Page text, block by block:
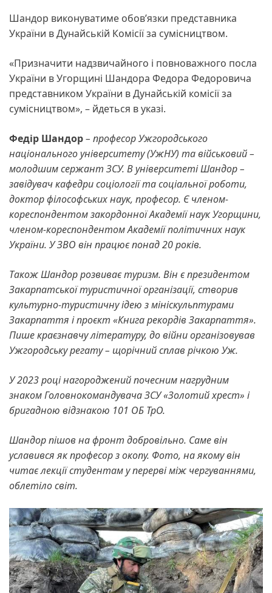
Шандор виконуватиме обов’язки представника
України в Дунайській Комісії за сумісництвом.
«Призначити надзвичайного і повноважного посла
України в Угорщині Шандора Федора Федоровича
представником України в Дунайській комісії за
сумісництвом», – йдеться в указі.
Федір Шандор– професор Ужгородського
національного університету (УжНУ) та військовий –
молодшим сержант ЗСУ. В університеті Шандор –
завідувач кафедри соціології та соціальної роботи,
доктор філософських наук, професор. Є членом-
кореспондентом закордонної Академії наук Угорщини,
членом-кореспондентом Академії політичних наук
України. У ЗВО він працює понад 20 років.
Також Шандор розвиває туризм. Він є президентом
Закарпатської туристичної організації, створив
культурно-туристичну ідею з мініскульптурами
Закарпаття і проєкт «Книга рекордів Закарпаття».
Пише краєзнавчу літературу, до війни організовував
Ужгородську регату – щорічний сплав річкою Уж.
У 2023 році нагороджений почесним нагрудним
знаком Головнокомандувача ЗСУ «Золотий хрест» і
бригадною відзнакою 101 ОБ ТрО.
Шандор пішов на фронт добровільно. Саме він
уславився як професор з окопу. Фото, на якому він
читає лекції студентам у перерві між чергуваннями,
облетіло світ.